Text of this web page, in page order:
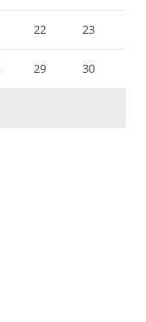
22 23
29 30